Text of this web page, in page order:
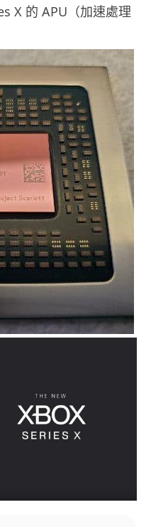
X 的 APU（加速處理